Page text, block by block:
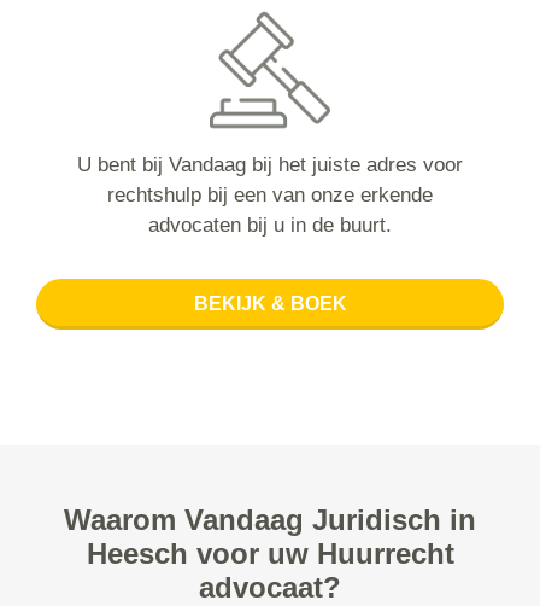
U bent bij Vandaag bij het juiste adres voor
rechtshulp bij een van onze erkende
advocaten bij u in de buurt.
BEKIJK & BOEK
Waarom Vandaag Juridisch in
Heesch voor uw Huurrecht
advocaat?